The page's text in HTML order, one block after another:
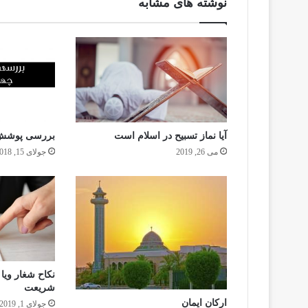
نوشته های مشابه
آیا نماز تسبیح در اسلام است
می 26, 2019
بررسی
جولای 15, 2018
ارکان ایمان
نكاح شغار
شريعت
جولای 1, 2019